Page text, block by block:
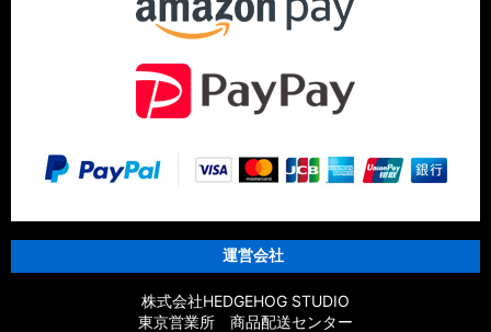
運営会社
株式会社HEDGEHOG STUDIO
東京営業所 商品配送センター